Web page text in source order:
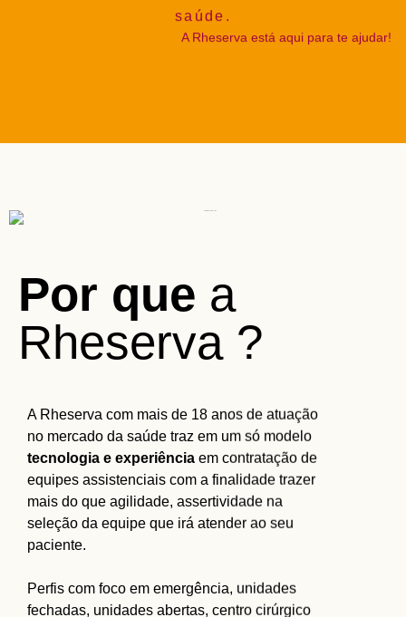
saúde.
A Rheserva está aqui para te ajudar!
Por que a
Rheserva ?
A Rheserva com mais de 18 anos de atuação
no mercado da saúde traz em um só modelo
tecnologia e experiência em contratação de
equipes assistenciais com a finalidade trazer
mais do que agilidade, assertividade na
seleção da equipe que irá atender ao seu
paciente.
Perfis com foco em emergência, unidades
fechadas, unidades abertas, centro cirúrgico